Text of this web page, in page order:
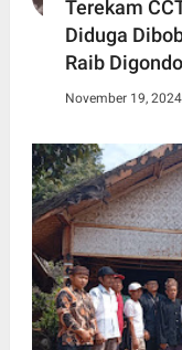
Terekam
Diduga
Raib
November 19, 2024